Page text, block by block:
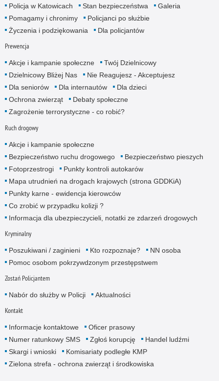
Policja w Katowicach Stan bezpieczeństwa
Galeria
Pomagamy i chronimy
Policjanci po służbie
Życzenia i podziękowania
Dla policjantów
Prewencja
Akcje i kampanie społeczne
Twój Dzielnicowy
Dzielnicowy Bliżej Nas
Nie Reagujesz - Akceptujesz
Dla seniorów
Dla internautów
Dla dzieci
Ochrona zwierząt
Debaty społeczne
Zagrożenie terrorystyczne - co robić?
Ruch drogowy
Akcje i kampanie społeczne
Bezpieczeństwo ruchu drogowego
Bezpieczeństwo pieszych
Fotoprzestrogi
Punkty kontroli autokarów
Mapa utrudnień na drogach krajowych (strona GDDKiA)
Punkty karne - ewidencja kierowców
Co zrobić w przypadku kolizji ?
Informacja dla ubezpieczycieli, notatki ze zdarzeń drogowych
Kryminalny
Poszukiwani / zaginieni Kto rozpoznaje?
NN osoba
Pomoc osobom pokrzywdzonym przestępstwem
Zostań Policjantem
Nabór do służby w Policji Aktualności
Kontakt
Informacje kontaktowe
Oficer prasowy
Numer ratunkowy SMS
Zgłoś korupcję
Handel ludźmi
Skargi i wnioski
Komisariaty podległe KMP
Zielona strefa - ochrona zwierząt i środkowiska